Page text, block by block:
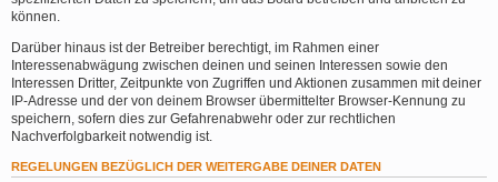
können.
Darüber hinaus ist der Betreiber berechtigt, im Rahmen einer
Interessenabwägung zwischen deinen und seinen Interessen sowie den
Interessen Dritter, Zeitpunkte von Zugriffen und Aktionen zusammen mit deiner
IP-Adresse und der von deinem Browser übermittelter Browser-Kennung zu
speichern, sofern dies zur Gefahrenabwehr oder zur rechtlichen
Nachverfolgbarkeit notwendig ist.
REGELUNGEN BEZÜGLICH DER WEITERGABE DEINER DATEN